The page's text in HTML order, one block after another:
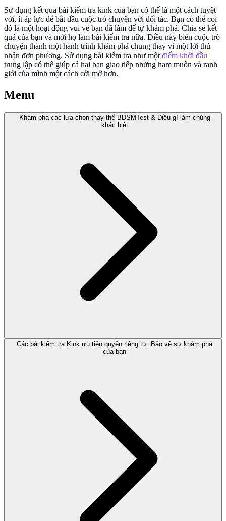
Sử dụng kết quả bài kiểm tra kink của bạn có thể là một cách tuyệt
vời, ít áp lực để bắt đầu cuộc trò chuyện với đối tác. Bạn có thể coi
đó là một hoạt động vui vẻ bạn đã làm để tự khám phá. Chia sẻ kết
quả của bạn và mời họ làm bài kiểm tra nữa. Điều này biến cuộc trò
chuyện thành một hành trình khám phá chung thay vì một lời thú
nhận đơn phương. Sử dụng bài kiểm tra như một điểm khởi đầu
trung lập có thể giúp cả hai bạn giao tiếp những ham muốn và ranh
giới của mình một cách cởi mở hơn.
Menu
Khám phá các lựa chọn thay thế BDSMTest & Điều gì làm chúng
khác biệt
Các bài kiểm tra Kink ưu tiên quyền riêng tư: Bảo vệ sự khám phá
của bạn